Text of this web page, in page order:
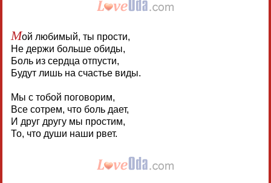
Мой любимый, ты прости,
Не держи больше обиды,
Боль из сердца отпусти,
Будут лишь на счастье виды.
Мы с тобой поговорим,
Все сотрем, что боль дает,
И друг другу мы простим,
То, что души наши рвет.